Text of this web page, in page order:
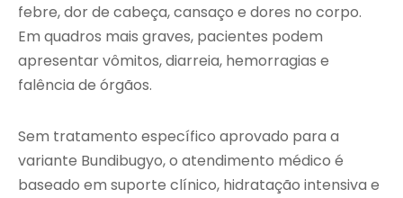
febre, dor de cabeça, cansaço e dores no corpo.
Em quadros mais graves, pacientes podem
apresentar vômitos, diarreia, hemorragias e
falência de órgãos.
Sem tratamento específico aprovado para a
variante Bundibugyo, o atendimento médico é
baseado em suporte clínico, hidratação intensiva e